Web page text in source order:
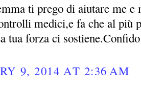
ti prego di aiutare me e
medici,e fa che al più
tua forza ci
9, 2014 AT 2:36 AM